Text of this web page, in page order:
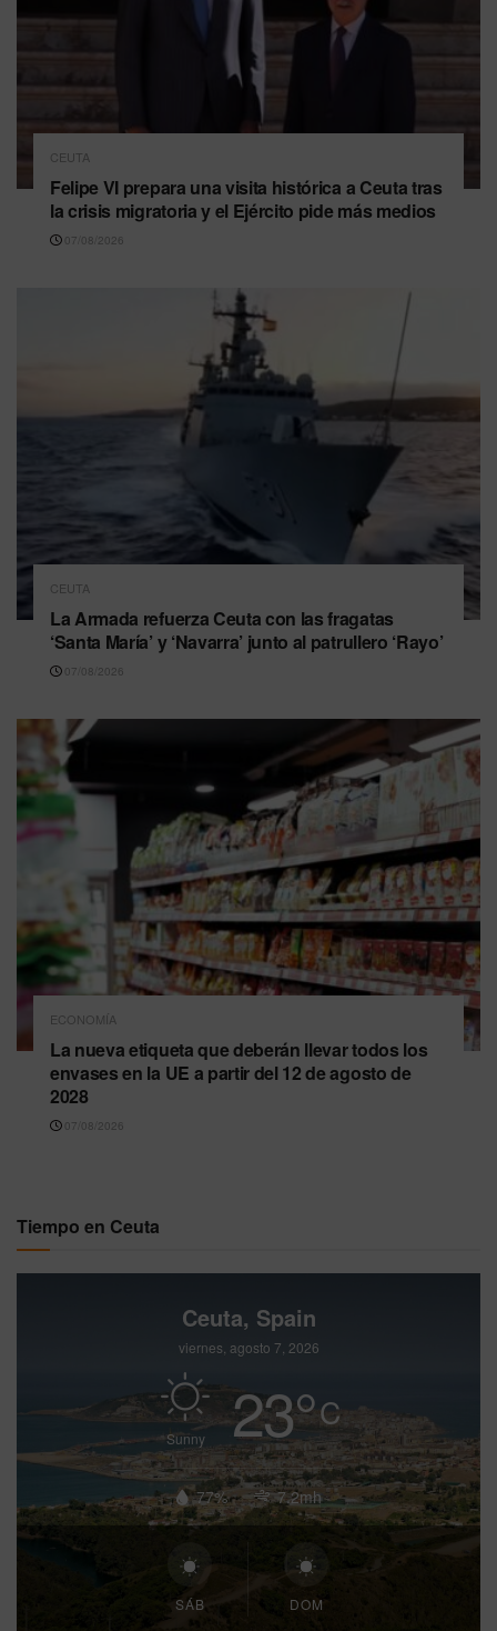
CEUTA
Felipe VI prepara una visita histórica a Ceuta tras
la crisis migratoria y el Ejército pide más medios
07/08/2026
CEUTA
La Armada refuerza Ceuta con las fragatas
‘Santa María’ y ‘Navarra’ junto al patrullero ‘Rayo’
07/08/2026
ECONOMÍA
La nueva etiqueta que deberán llevar todos los
envases en la UE a partir del 12 de agosto de
2028
07/08/2026
Tiempo en Ceuta
Ceuta, Spain
viernes, agosto 7, 2026
Sunny 23°C
77% 7.2mh
SÁB DOM